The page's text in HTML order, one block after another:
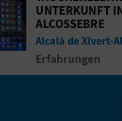
UNTERKUNFT
ALCOSSEBRE
Alcalà de Xivert-
Erfahrungen